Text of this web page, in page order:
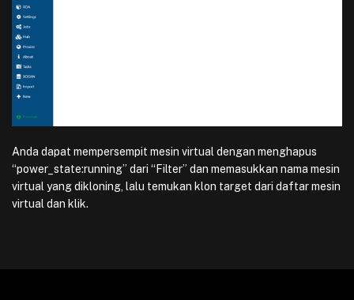
Anda dapat mempersempit mesin virtual dengan menghapus
“power_state:running” dari “Filter” dan memasukkan nama mesin
virtual yang dikloning, lalu temukan klon target dari daftar mesin
virtual dan klik.